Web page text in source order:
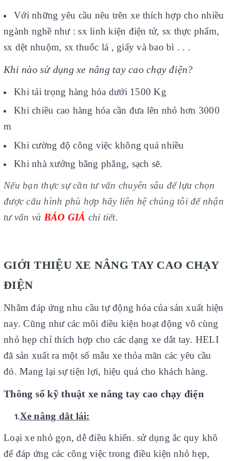
Với những yêu cầu nêu trên xe thích hợp cho nhiều
ngành nghề như : sx linh kiện điện tử, sx thực phẩm,
sx dệt nhuộm, sx thuốc lá , giấy và bao bì . . .
Khi nào sử dụng xe nâng tay cao chạy điện?
Khi tải trọng hàng hóa dưới 1500 Kg
Khi chiều cao hàng hóa cần đưa lên nhỏ hơn 3000
m
Khi cường độ công việc không quá nhiều
Khi nhà xưởng bằng phẳng, sạch sẽ.
Nếu bạn thực sự cần tư vấn chuyên sâu để lựa chọn
được cấu hình phù hợp hãy liên hệ chúng tôi để nhận
tư vấn và BÁO GIÁ chi tiết.
GIỚI THIỆU XE NÂNG TAY CAO CHẠY
ĐIỆN
Nhằm đáp ứng nhu cầu tự động hóa của sản xuất hiện
nay. Cũng như các môi điều kiện hoạt động vô cùng
nhỏ hẹp chỉ thích hợp cho các dạng xe dắt tay. HELI
đã sản xuất ra một số mẫu xe thỏa mãn các yêu cầu
đó. Mang lại sự tiện lợi, hiệu quả cho khách hàng.
Thông số kỹ thuật xe nâng tay cao chạy điện
1.Xe nâng dắt lái:
Loại xe nhỏ gọn, dễ điều khiển. sử dụng ắc quy khô
để đáp ứng các công việc trong điều kiện nhỏ hẹp,